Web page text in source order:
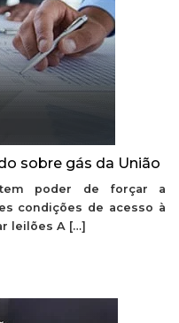
sobre gás da União
poder de forçar a
condições de acesso à
leilões A […]